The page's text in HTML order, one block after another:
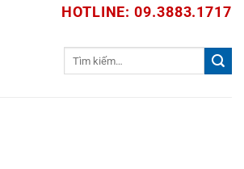
HOTLINE: 09.3883.1717